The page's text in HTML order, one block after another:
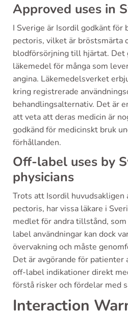
Approved uses in
I Sverige är Isordil godkänt för
pectoris, vilket är bröstsmärta
blodförsörjning till hjärtat.
läkemedel för många som
angina. Läkemedelsverket
kring registrerade
behandlingsalternativ. Det är
att veta att deras medicin är
godkänd för medicinskt bruk
förhållanden.
Off-label uses by
physicians
Trots att Isordil huvudsakligen
pectoris, har vissa läkare i
medlet för andra tillstånd,
label användningar kan dock
övervakning och måste
Det är avgörande för
off-label indikationer direkt
förstå risker och fördelar med
Interaction